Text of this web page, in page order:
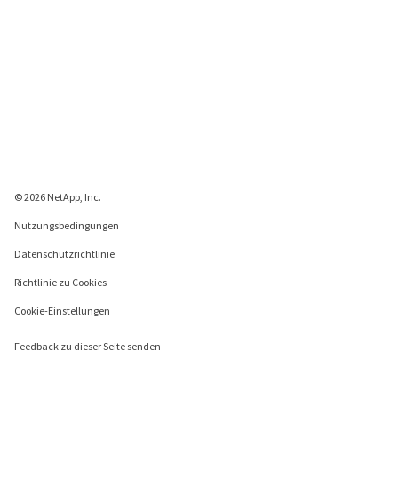
© 2026 NetApp, Inc.
Nutzungsbedingungen
Datenschutzrichtlinie
Richtlinie zu Cookies
Cookie-Einstellungen
Feedback zu dieser Seite senden